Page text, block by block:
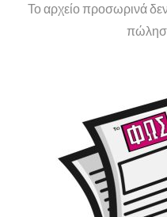
Το αρχείο προσωρινά δεν